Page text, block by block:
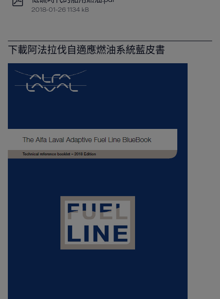
2018-01-26 1134 kB
下載阿法拉伐自適應燃油系統藍皮書